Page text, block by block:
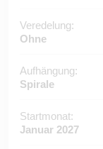
Veredelung:
Ohne
Aufhängung:
Spirale
Startmonat:
Januar 2027